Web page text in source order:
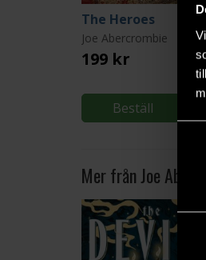
The Heroes
Joe Abercrombie
199 kr
Beställ
Mer från Joe